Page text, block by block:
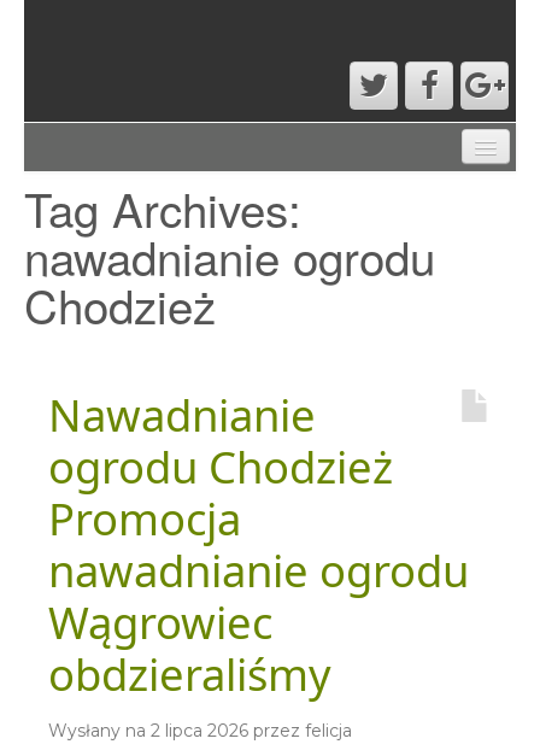
PRZYKŁADOWA STRONA
STRONA GŁÓWNA
Tag Archives:
nawadnianie ogrodu
Chodzież
Nawadnianie
ogrodu Chodzież
Promocja
nawadnianie ogrodu
Wągrowiec
obdzieraliśmy
Wysłany na 2 lipca 2026 przez felicja